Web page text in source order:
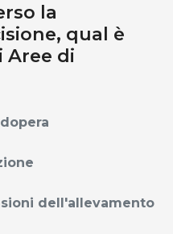
la
qual è
Aree di
dell'allevamento